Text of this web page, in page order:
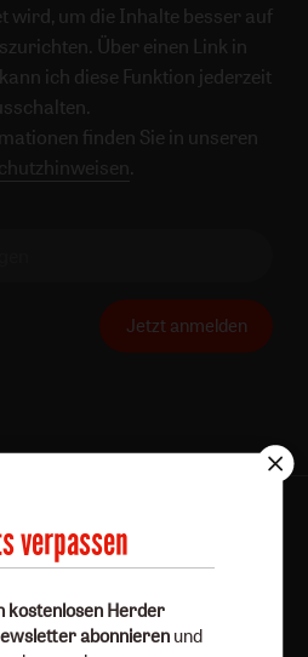
wird, um die Inhalte besser auf
Über einen Link in
ich diese Funktion jederzeit
finden Sie in unseren
.
Jetzt anmelden
Datenschutz
Impressum
Abo online kündigen
verpassen
kostenlosen Herder
abonnieren und